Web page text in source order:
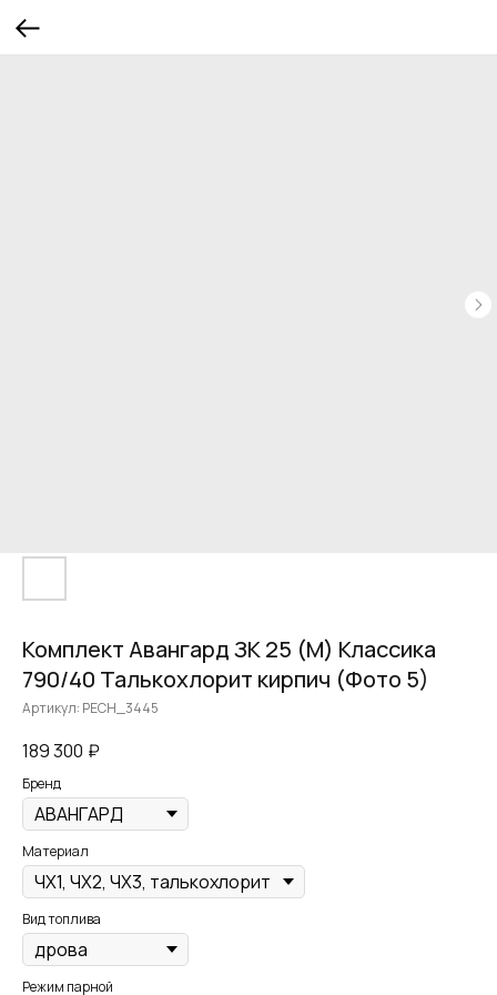
Комплект Авангард ЗК 25 (М) Классика
790/40 Талькохлорит кирпич (Фото 5)
Артикул: PECH_3445
189 300 ₽
Бренд
Материал
Вид топлива
Режим парной